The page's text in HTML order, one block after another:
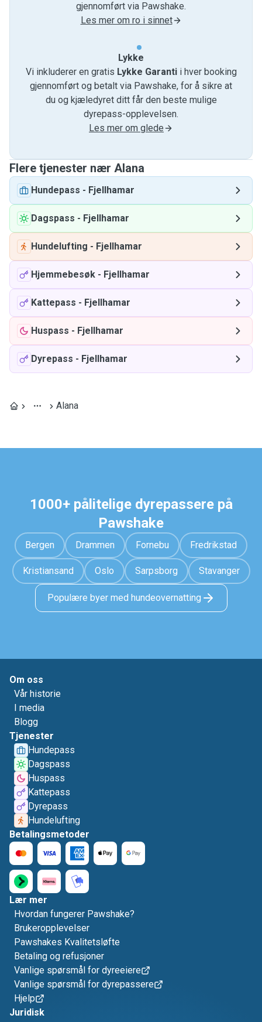
gjennomført via Pawshake.
Les mer om ro i sinnet
Lykke
Vi inkluderer en gratis Lykke Garantii hver booking
gjennomført og betalt via Pawshake, for å sikre at
du og kjæledyret ditt får den beste mulige
dyrepass-opplevelsen.
Les mer om glede
Flere tjenester nær Alana
Hundepass - Fjellhamar
Dagspass - Fjellhamar
Hundelufting - Fjellhamar
Hjemmebesøk - Fjellhamar
Kattepass - Fjellhamar
Huspass - Fjellhamar
Dyrepass - Fjellhamar
Alana
1000+ pålitelige dyrepassere på
Pawshake
Bergen Drammen Fornebu Fredrikstad
Kristiansand Oslo Sarpsborg Stavanger
Populære byer med hundeovernatting
Om oss
Vår historie
I media
Blogg
Tjenester
Hundepass
Dagspass
Huspass
Kattepass
Dyrepass
Hundelufting
Betalingsmetoder
Lær mer
Hvordan fungerer Pawshake?
Brukeropplevelser
Pawshakes Kvalitetsløfte
Betaling og refusjoner
Vanlige spørsmål for dyreeiere
Vanlige spørsmål for dyrepassere
Hjelp
Juridisk